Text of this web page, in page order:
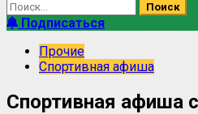
Подписаться
Прочие
Спортивная афиша
Спортивная афиша